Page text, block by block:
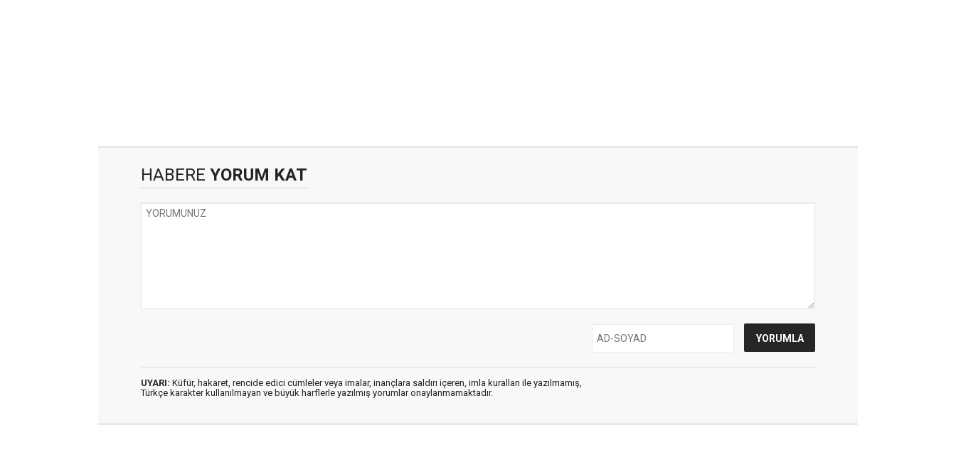
HABERE YORUM KAT
UYARI: Küfür, hakaret, rencide edici cümleler veya imalar, inançlara saldırı içeren, imla kuralları ile yazılmamış,
Türkçe karakter kullanılmayan ve büyük harflerle yazılmış yorumlar onaylanmamaktadır.